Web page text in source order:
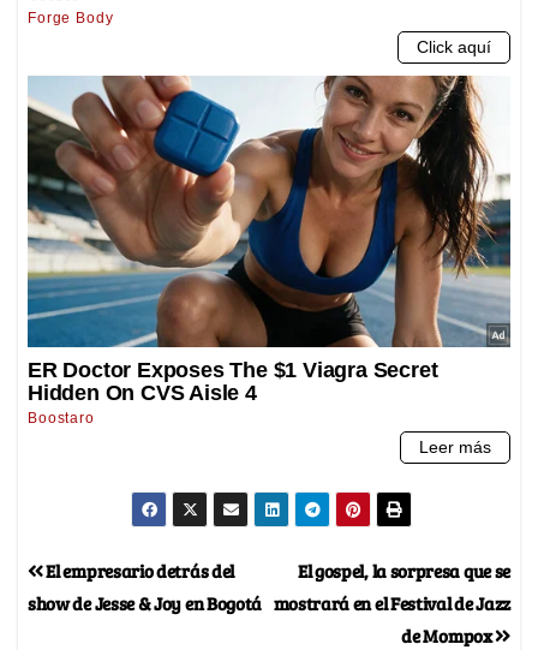
El gospel, la sorpresa que se
mostrará en el Festival de Jazz
de Mompox
El empresario detrás del
show de Jesse & Joy en Bogotá